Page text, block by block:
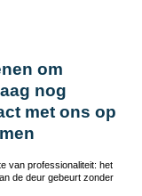
om
nog
met ons op
van professionaliteit: het
de deur gebeurt zonder